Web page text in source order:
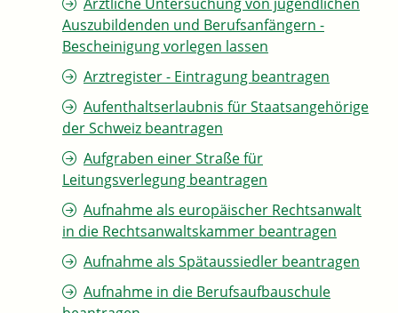
Auszubildenden und Berufsanfängern -
Bescheinigung vorlegen lassen
Arztregister - Eintragung beantragen
Aufenthaltserlaubnis für Staatsangehörige
der Schweiz beantragen
Aufgraben einer Straße für
Leitungsverlegung beantragen
Aufnahme als europäischer Rechtsanwalt
in die Rechtsanwaltskammer beantragen
Aufnahme als Spätaussiedler beantragen
Aufnahme in die Berufsaufbauschule